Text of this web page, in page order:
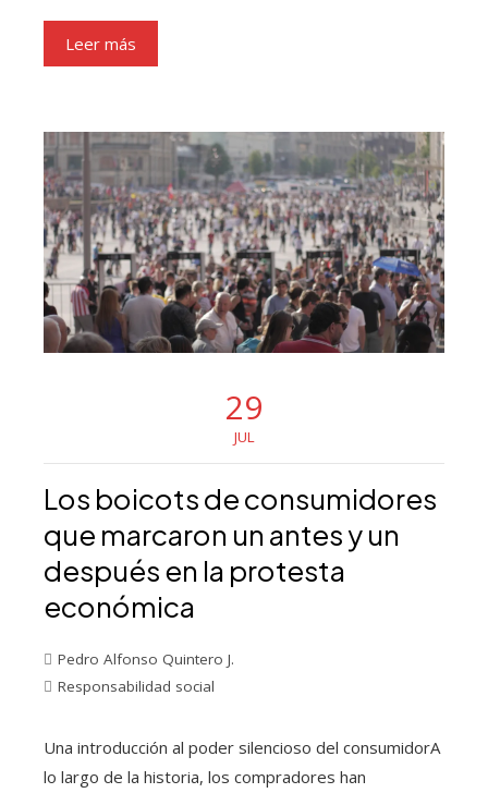
Leer más
29
JUL
Los boicots de consumidores
que marcaron un antes y un
después en la protesta
económica
Pedro Alfonso Quintero J.
Responsabilidad social
Una introducción al poder silencioso del consumidorA
lo largo de la historia, los compradores han